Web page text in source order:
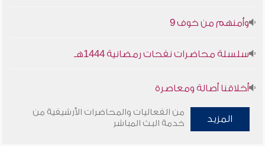
وأمنهم من خوف 9
سلسلة محاضرات نفحات رمضانية 1444هـ
أخلاقنا أصالة ومعاصرة
وأمنهم من خوف 9
المزيد
من الفعاليات والمحاضرات الأرشيفية من
خدمة البث المباشر